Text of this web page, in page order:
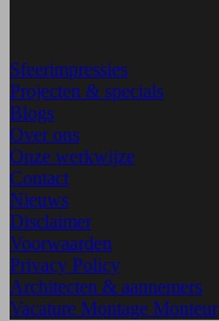
Sfeerimpressies
Projecten & specials
Blogs
Over ons
Onze werkwijze
Contact
Nieuws
Disclaimer
Voorwaarden
Privacy Policy
Architecten & aannemers
Vacature Montage Monteur